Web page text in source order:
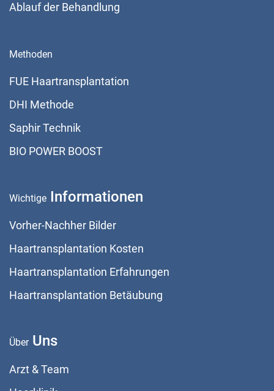
Ablauf der Behandlung
Methoden
FUE Haartransplantation
DHI Methode
Saphir Technik
BIO POWER BOOST
Wichtige Informationen
Vorher-Nachher Bilder
Haartransplantation Kosten
Haartransplantation Erfahrungen
Haartransplantation Betäubung
ÜberUns
Arzt & Team